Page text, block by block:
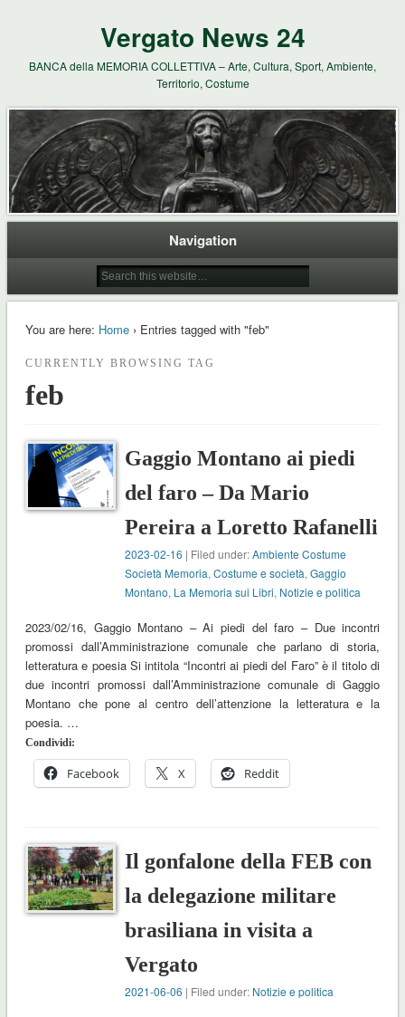
Vergato News 24
BANCA della MEMORIA COLLETTIVA – Arte, Cultura, Sport, Ambiente,
Territorio, Costume
Navigation
You are here: Home› Entries tagged with "feb"
CURRENTLY BROWSING TAG
feb
Gaggio Montano ai piedi
del faro – Da Mario
Pereira a Loretto Rafanelli
2023-02-16 | Filed under:Ambiente Costume
Società Memoria,Costume e società,Gaggio
Montano, La Memoria sui Libri, Notizie e politica
2023/02/16, Gaggio Montano – Ai piedi del faro – Due incontri
promossi dall’Amministrazione comunale che parlano di storia,
letteratura e poesia Si intitola “Incontri ai piedi del Faro” è il titolo di
due incontri promossi dall’Amministrazione comunale di Gaggio
Montano che pone al centro dell’attenzione la letteratura e la
poesia. …
Condividi:
Facebook X Reddit
Il gonfalone della FEB con
la delegazione militare
brasiliana in visita a
Vergato
2021-06-06 | Filed under: Notizie e politica